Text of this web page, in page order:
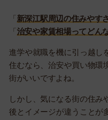
「 新深江駅周辺の住みやす
「 治安や家賃相場ってどん
進学や就職を機に引っ越し
住むなら、治安や買い物環
街がいいですよね。
しかし、気になる街の住み
後とイメージが違うことが